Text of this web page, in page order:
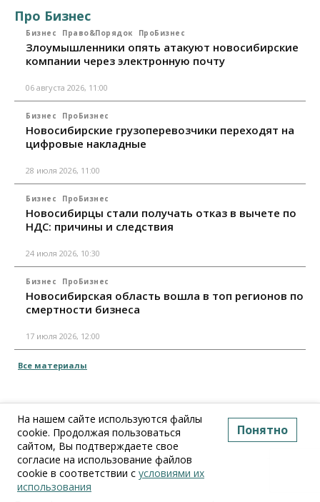
Про Бизнес
Бизнес Право&Порядок ПроБизнес
Злоумышленники опять атакуют новосибирские
компании через электронную почту
06 августа 2026, 11:00
Бизнес ПроБизнес
Новосибирские грузоперевозчики переходят на
цифровые накладные
28 июля 2026, 11:00
Бизнес ПроБизнес
Новосибирцы стали получать отказ в вычете по
НДС: причины и следствия
24 июля 2026, 10:30
Бизнес ПроБизнес
Новосибирская область вошла в топ регионов по
смертности бизнеса
17 июля 2026, 12:00
Все материалы
На нашем сайте используются файлы
cookie. Продолжая пользоваться
сайтом, Вы подтверждаете свое
согласие на использование файлов
cookie в соответствии с условиями их
использования
Понятно